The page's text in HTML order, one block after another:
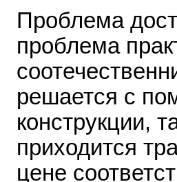
Проблема
проблема
решается с
конструкции,
приходится
цене